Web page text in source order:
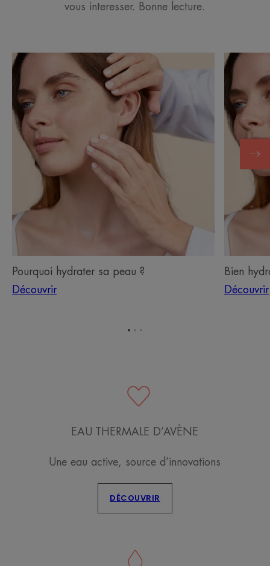
vous interesser. Bonne lecture.
Découvrir
Pourquoi
hydrater
sa
peau
?
Pourquoi hydrater sa peau ?
Découvrir
Découvrir
Bien
hydrater
son
visage
Bien
Découvrir
EAU THERMALE D’AVÈNE
Une eau active, source d’innovations
DÉCOUVRIR